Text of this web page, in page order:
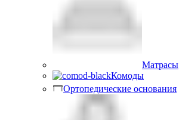
Матрасы
Комоды
Ортопедические основания